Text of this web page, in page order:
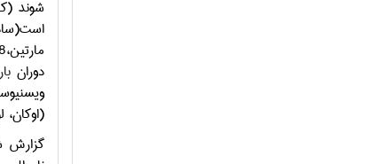
است(سادوک و
مارتین،2008)، شایع ترین نوع اختلال درکیفیت
دوران
ویسنیوسکی و ویسنر،2013). به طوری
(اوکان،
گزارش